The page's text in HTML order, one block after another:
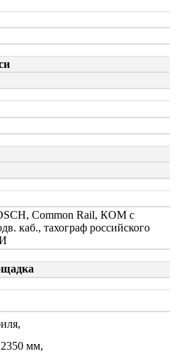
Common Rail, КОМ c
каб., тахограф российского
мм,